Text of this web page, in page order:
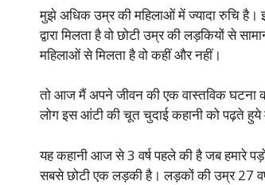
मुझे अधिक उम्र की महिलाओं में ज्यादा रुचि है।
द्वारा मिलता है वो छोटी उम्र की लड़कियों से
महिलाओं से मिलता है वो कहीं और नहीं।
तो आज मैं अपने जीवन की एक वास्तविक घटना
लोग इस आंटी की चूत चुदाई कहानी को पढ़ते
यह कहानी आज से 3 वर्ष पहले की है जब हमारे
सबसे छोटी एक लड़की है। लड़कों की उम्र 27